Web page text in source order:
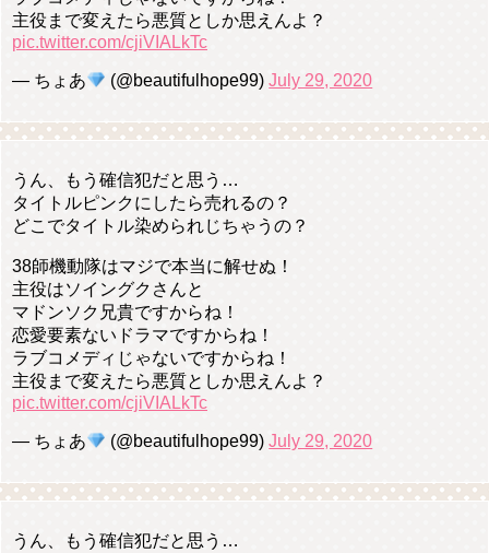
主役まで変えたら悪質としか思えんよ？
pic.twitter.com/cjiVIALkTc
— ちょあ (@beautifulhope99)July 29, 2020
うん、もう確信犯だと思う…
タイトルピンクにしたら売れるの？
どこでタイトル染められじちゃうの？
38師機動隊はマジで本当に解せぬ！
主役はソイングクさんと
マドンソク兄貴ですからね！
恋愛要素ないドラマですからね！
ラブコメディじゃないですからね！
主役まで変えたら悪質としか思えんよ？
pic.twitter.com/cjiVIALkTc
— ちょあ (@beautifulhope99)July 29, 2020
うん、もう確信犯だと思う…